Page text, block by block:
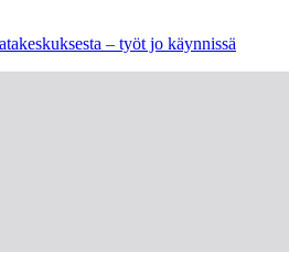
– työt jo käynnissä